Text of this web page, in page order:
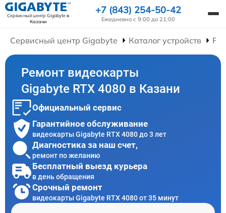
Сервисный центр Gigabyteв
Казани
+7 (843) 254-50-42
Ежедневно с 9:00 до 21:00
Сервисный центр Gigabyte Каталог устройств
Ремонт видеокарты
Gigabyte RTX 4080 в Казани
Официальный сервис
Гарантийное обслуживание
видеокарты Gigabyte RTX 4080 до 3 лет
Диагностика за наш счет,
ремонт по желанию
Бесплатный выезд курьера
в день обращения
Срочный ремонт
видеокарты Gigabyte RTX 4080 от 35 минут